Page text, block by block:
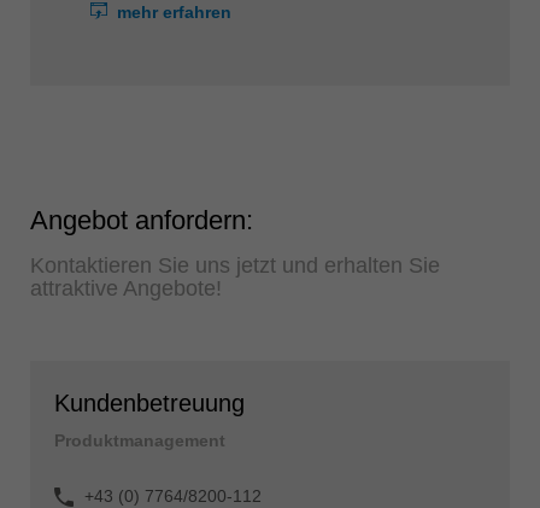
mehr erfahren
Angebot anfordern:
Kontaktieren Sie uns jetzt und erhalten Sie
attraktive Angebote!
Kundenbetreuung
Produktmanagement
+43 (0) 7764/8200-112